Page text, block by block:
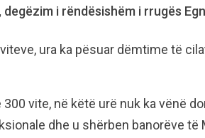
i rëndësishëm i rrugës
ura ka pësuar dëmtime të
vite, në këtë urë nuk ka vënë
dhe u shërben banorëve të